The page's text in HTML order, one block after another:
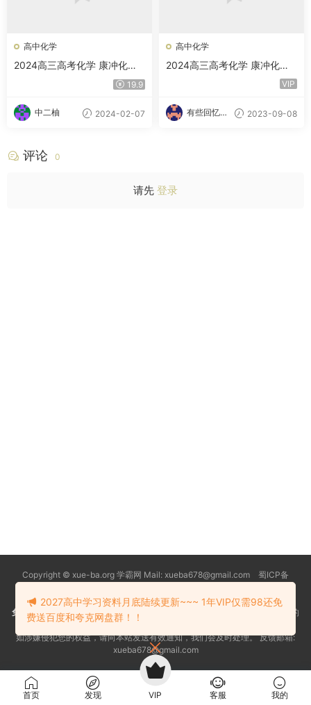
高中化学
2024高三高考化学 康冲化学
19.9
中二柚 2024-02-07
高中化学
2024高三高考化学 康冲化学
VIP
有些回忆忘
2023-09-08
评论 0
请先 登录
Copyright © xue-ba.org 学霸网 Mail: xueba678@gmail.com 蜀ICP备
常见问题
更新日志 忘记密码本站推荐浏览器：Edge浏览器
免责声明 ：本站资源均搜索自互联网和网友分享,仅供大家学习交流,不对资料的
真实性和安全性负责！
如涉嫌侵犯您的权益，请向本站发送有效通知，我们会及时处理。 反馈邮箱:
xueba678@gmail.com
首页 发现 VIP 客服 我的
2027高中学习资料月底陆续更新~~~ 1年VIP仅需98还免
费送百度和夸克网盘群！！